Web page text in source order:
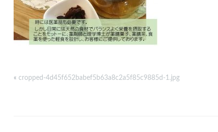
« cropped-4d45f652babef5b63a8c2a5f85c9885d-1.jpg